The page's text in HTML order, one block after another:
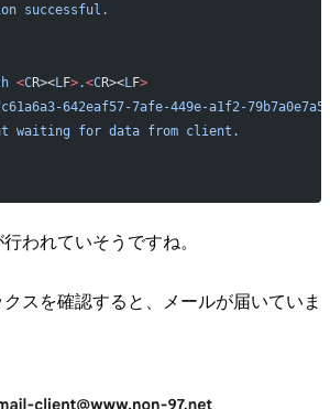
successful.
<CR><L F>.<CR><L F>
642eaf57-7afe-449e-a1f2-
waiting for data from client.
われていそうですね。
スを確認すると、メールが届いていま